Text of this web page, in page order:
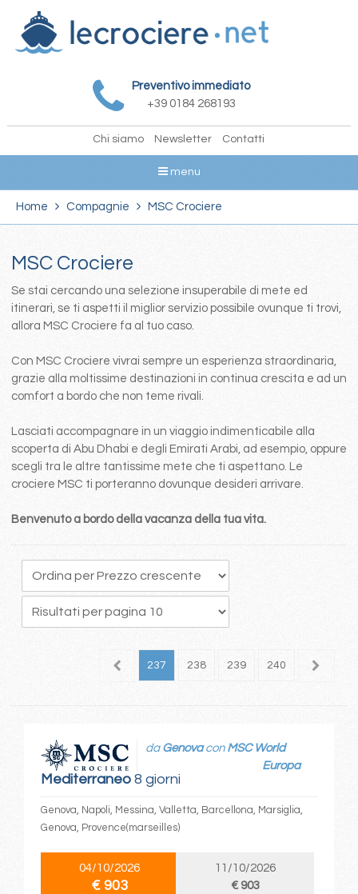
Preventivo immediato
+39 0184 268193
Chi siamo Newsletter Contatti
menu
Home Compagnie MSC Crociere
MSC Crociere
Se stai cercando una selezione insuperabile di mete ed
itinerari, se ti aspetti il miglior servizio possibile ovunque ti trovi,
allora MSC Crociere fa al tuo caso.
Con MSC Crociere vivrai sempre un esperienza straordinaria,
grazie alla moltissime destinazioni in continua crescita e ad un
comfort a bordo che non teme rivali.
Lasciati accompagnare in un viaggio indimenticabile alla
scoperta di Abu Dhabi e degli Emirati Arabi, ad esempio, oppure
scegli tra le altre tantissime mete che ti aspettano. Le
crociere MSC ti porteranno dovunque desideri arrivare.
Benvenuto a bordo della vacanza della tua vita.
236 237 238 239 240 241
Mediterraneo8 giorni
da Genovacon MSC World
Europa
Genova, Napoli, Messina, Valletta, Barcellona, Marsiglia,
Genova, Provence(marseilles)
04/10/2026
€ 903
11/10/2026
€ 903